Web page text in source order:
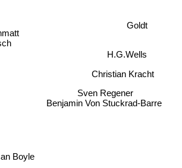
Benjamin Von Stuckrad-Barre
Boyle
Christian Kracht
Sven Regener
Goldt
H.G.Wells